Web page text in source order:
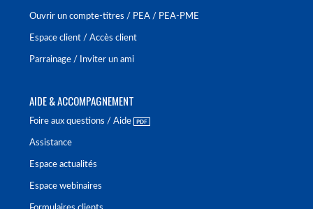
Ouvrir un compte-titres / PEA / PEA-PME
Espace client / Accès client
Parrainage / Inviter un ami
AIDE & ACCOMPAGNEMENT
Foire aux questions / Aide
Assistance
Espace actualités
Espace webinaires